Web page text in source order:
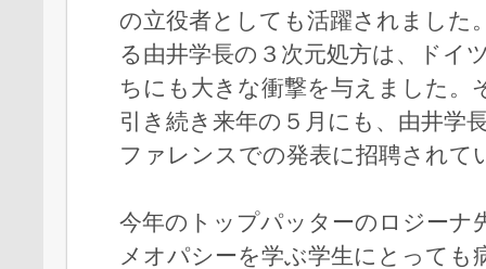
の立役者としても活躍されました
る由井学長の３次元処方は、ドイ
ちにも大きな衝撃を与えました。
引き続き来年の５月にも、由井学
ファレンスでの発表に招聘されて
今年のトップパッターのロジーナ
メオパシーを学ぶ学生にとっても